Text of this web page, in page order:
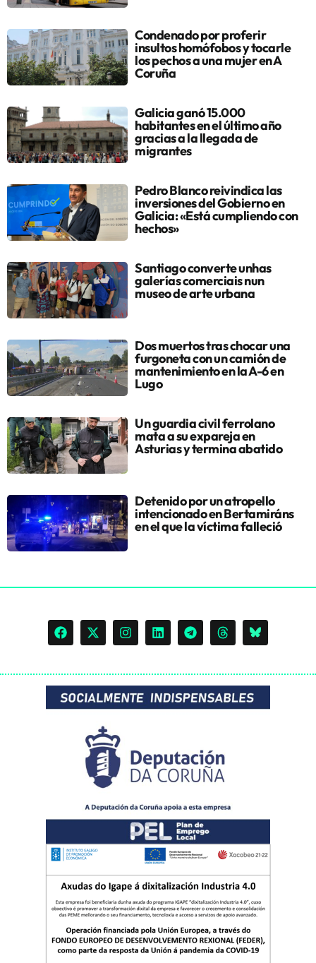
Condenado por proferir
insultos homófobos y tocarle
los pechos a una mujer en A
Coruña
Galicia ganó 15.000
habitantes en el último año
gracias a la llegada de
migrantes
Pedro Blanco reivindica las
inversiones del Gobierno en
Galicia: «Está cumpliendo con
hechos»
Santiago converte unhas
galerías comerciais nun
museo de arte urbana
Dos muertos tras chocar una
furgoneta con un camión de
mantenimiento en la A-6 en
Lugo
Un guardia civil ferrolano
mata a su expareja en
Asturias y termina abatido
Detenido por un atropello
intencionado en Bertamiráns
en el que la víctima falleció